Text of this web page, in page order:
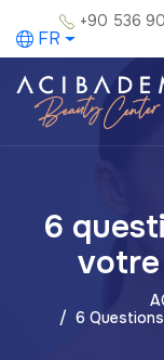
+90 536
FR
6
6